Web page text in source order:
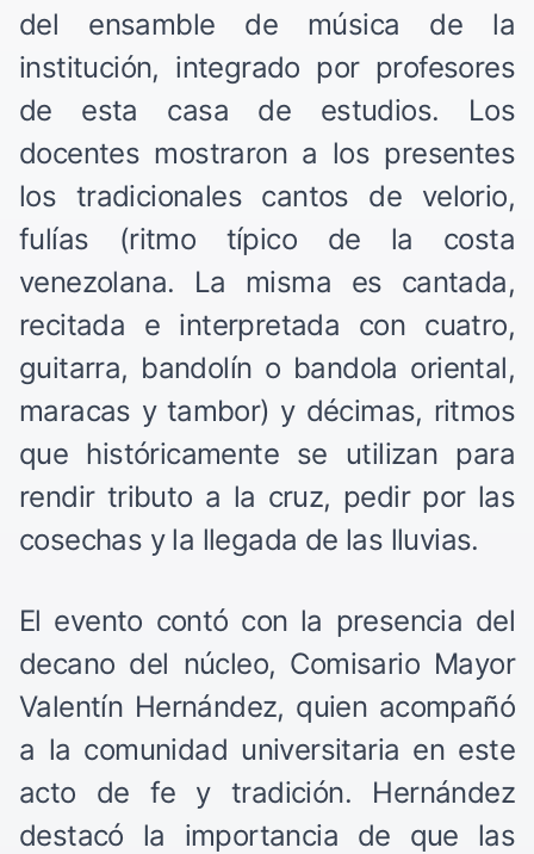
del ensamble de música de la
institución, integrado por profesores
de esta casa de estudios. Los
docentes mostraron a los presentes
los tradicionales cantos de velorio,
fulías (ritmo típico de la costa
venezolana. La misma es cantada,
recitada e interpretada con cuatro,
guitarra, bandolín o bandola oriental,
maracas y tambor) y décimas, ritmos
que históricamente se utilizan para
rendir tributo a la cruz, pedir por las
cosechas y la llegada de las lluvias.
El evento contó con la presencia del
decano del núcleo, Comisario Mayor
Valentín Hernández, quien acompañó
a la comunidad universitaria en este
acto de fe y tradición. Hernández
destacó la importancia de que las